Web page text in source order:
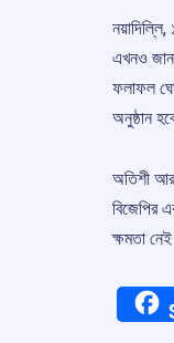
এখনও
ফলাফল
অনুষ্ঠান
অতিশী
বিজেপির
ক্ষমতা